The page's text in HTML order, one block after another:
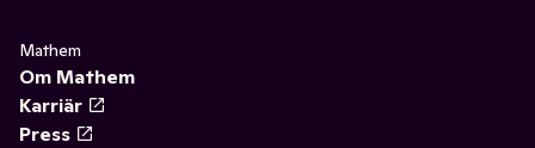
Mathem
Om Mathem
Karriär
Press